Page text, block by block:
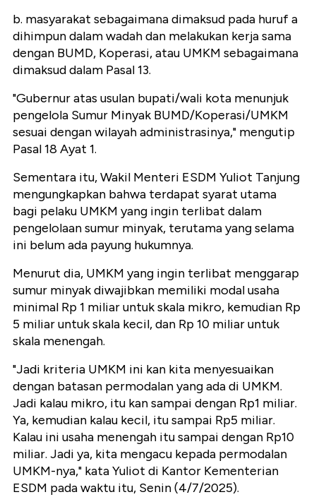
b. masyarakat sebagaimana dimaksud pada huruf a
dihimpun dalam wadah dan melakukan kerja sama
dengan BUMD, Koperasi, atau UMKM sebagaimana
dimaksud dalam Pasal 13.
"Gubernur atas usulan bupati/wali kota menunjuk
pengelola Sumur Minyak BUMD/Koperasi/UMKM
sesuai dengan wilayah administrasinya," mengutip
Pasal 18 Ayat 1.
Sementara itu, Wakil Menteri ESDM Yuliot Tanjung
mengungkapkan bahwa terdapat syarat utama
bagi pelaku UMKM yang ingin terlibat dalam
pengelolaan sumur minyak, terutama yang selama
ini belum ada payung hukumnya.
Menurut dia, UMKM yang ingin terlibat menggarap
sumur minyak diwajibkan memiliki modal usaha
minimal Rp 1 miliar untuk skala mikro, kemudian Rp
5 miliar untuk skala kecil, dan Rp 10 miliar untuk
skala menengah.
"Jadi kriteria UMKM ini kan kita menyesuaikan
dengan batasan permodalan yang ada di UMKM.
Jadi kalau mikro, itu kan sampai dengan Rp1 miliar.
Ya, kemudian kalau kecil, itu sampai Rp5 miliar.
Kalau ini usaha menengah itu sampai dengan Rp10
miliar. Jadi ya, kita mengacu kepada permodalan
UMKM-nya," kata Yuliot di Kantor Kementerian
ESDM pada waktu itu, Senin (4/7/2025).